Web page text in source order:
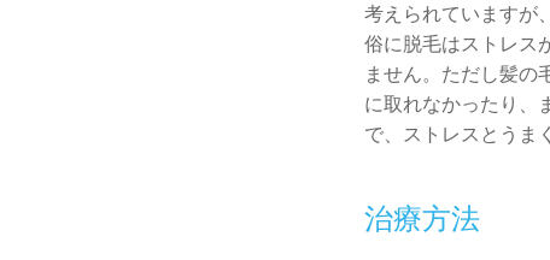
考えられていますが
俗に脱毛はストレス
ません。ただし髪の
に取れなかったり、
で、ストレスとうま
治療方法